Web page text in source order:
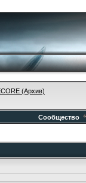
(Архив)
Сообщество